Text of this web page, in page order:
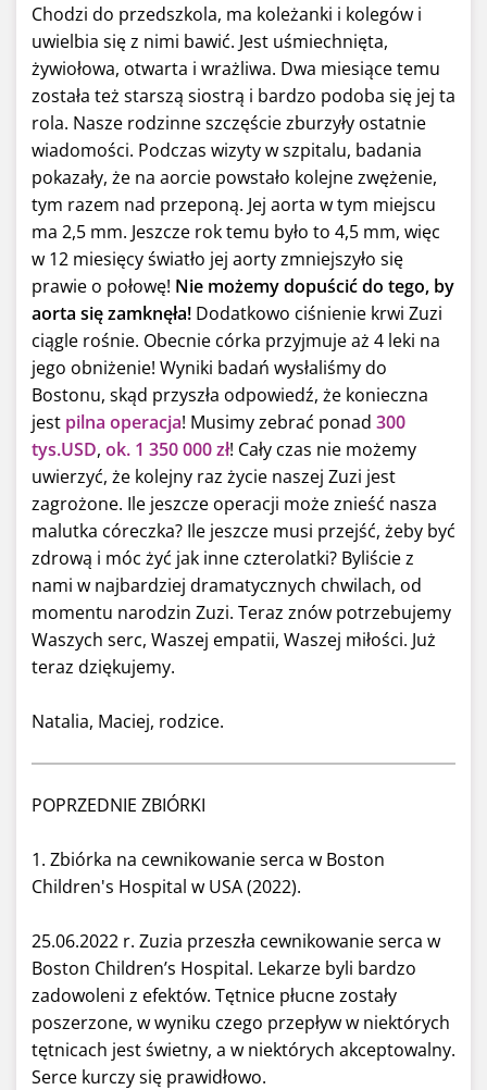
Chodzi do przedszkola, ma koleżanki i kolegów i
uwielbia się z nimi bawić. Jest uśmiechnięta,
żywiołowa, otwarta i wrażliwa. Dwa miesiące temu
została też starszą siostrą i bardzo podoba się jej ta
rola. Nasze rodzinne szczęście zburzyły ostatnie
wiadomości. Podczas wizyty w szpitalu, badania
pokazały, że na aorcie powstało kolejne zwężenie,
tym razem nad przeponą. Jej aorta w tym miejscu
ma 2,5 mm. Jeszcze rok temu było to 4,5 mm, więc
w 12 miesięcy światło jej aorty zmniejszyło się
prawie o połowę! Nie możemy dopuścić do tego, by
aorta się zamknęła! Dodatkowo ciśnienie krwi Zuzi
ciągle rośnie. Obecnie córka przyjmuje aż 4 leki na
jego obniżenie! Wyniki badań wysłaliśmy do
Bostonu, skąd przyszła odpowiedź, że konieczna
jest pilna operacja! Musimy zebrać ponad 300
tys.USD, ok. 1 350 000 zł! Cały czas nie możemy
uwierzyć, że kolejny raz życie naszej Zuzi jest
zagrożone. Ile jeszcze operacji może znieść nasza
malutka córeczka? Ile jeszcze musi przejść, żeby być
zdrową i móc żyć jak inne czterolatki? Byliście z
nami w najbardziej dramatycznych chwilach, od
momentu narodzin Zuzi. Teraz znów potrzebujemy
Waszych serc, Waszej empatii, Waszej miłości. Już
teraz dziękujemy.
Natalia, Maciej, rodzice.
POPRZEDNIE ZBIÓRKI
1. Zbiórka na cewnikowanie serca w Boston
Children's Hospital w USA (2022).
25.06.2022 r. Zuzia przeszła cewnikowanie serca w
Boston Children’s Hospital. Lekarze byli bardzo
zadowoleni z efektów. Tętnice płucne zostały
poszerzone, w wyniku czego przepływ w niektórych
tętnicach jest świetny, a w niektórych akceptowalny.
Serce kurczy się prawidłowo.